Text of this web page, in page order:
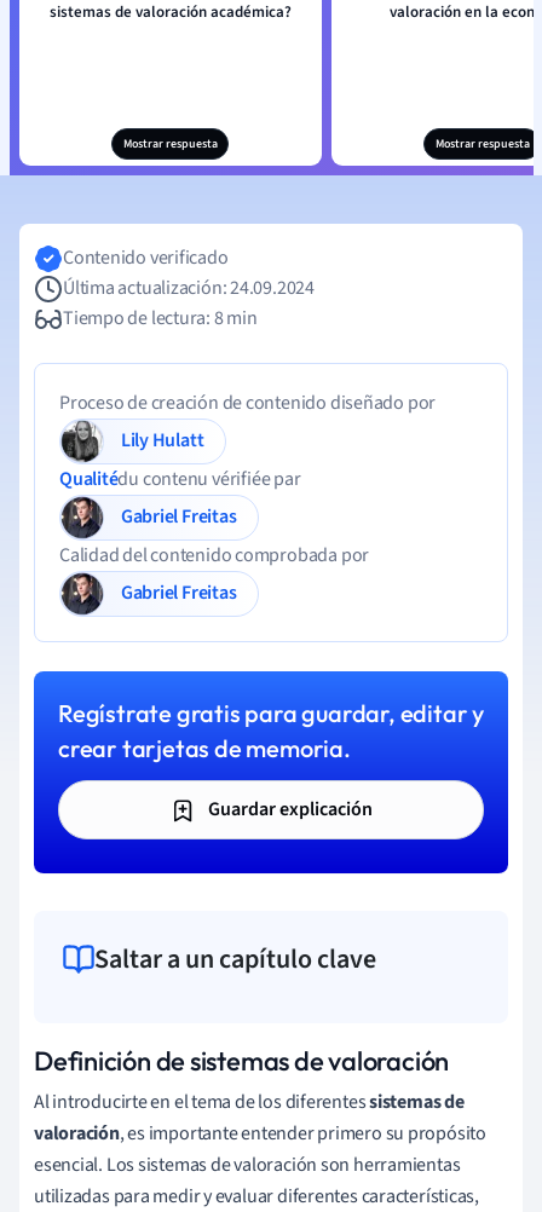
sistemas de valoración académica?
Mostrar respuesta
valoración en la
Mostrar respuesta
Contenido verificado
Última actualización: 24.09.2024
Tiempo de lectura: 8 min
Proceso de creación de contenido diseñado por
Lily Hulatt
Qualitédu contenu vérifiée par
Gabriel Freitas
Calidad del contenido comprobada por
Gabriel Freitas
Regístrate gratis para guardar, editar y
crear tarjetas de memoria.
Guardar explicación
Saltar a un capítulo clave
Definición de sistemas de valoración
Al introducirte en el tema de los diferentessistemas de
valoración, es importante entender primero su propósito
esencial. Los sistemas de valoración son herramientas
utilizadas para medir y evaluar diferentes características,